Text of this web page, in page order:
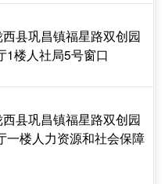
县巩昌镇福星路双创园
1楼人社局5号窗口
县巩昌镇福星路双创园
一楼人力资源和社会保障